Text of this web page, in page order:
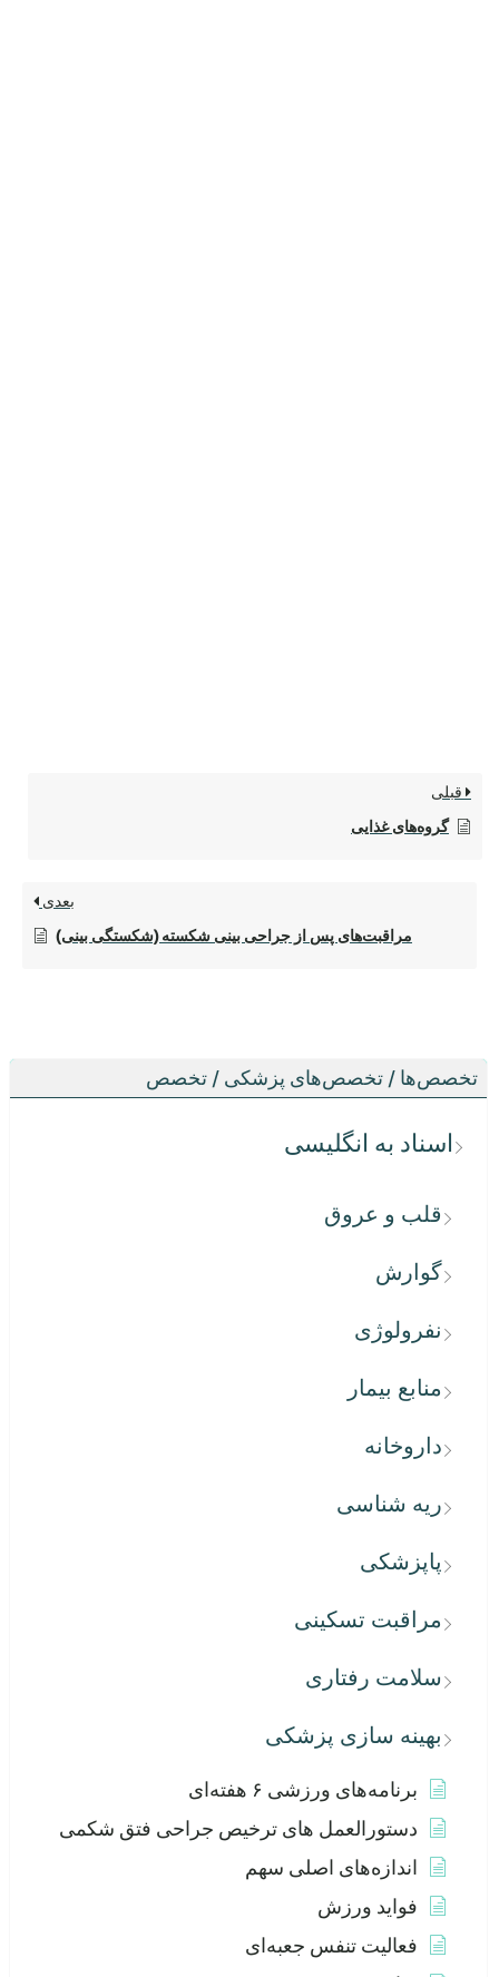
تخصص‌ها / تخصص‌های پزشکی / تخصص
اسناد به انگلیسی
قلب و عروق
گوارش
نفرولوژی
منابع بیمار
داروخانه
ریه شناسی
پاپزشکی
مراقبت تسکینی
سلامت رفتاری
بهینه سازی پزشکی
برنامه‌های ورزشی ۶ هفته‌ای
دستورالعمل های ترخیص جراحی فتق شکمی
اندازه‌های اصلی سهم
فواید ورزش
فعالیت تنفس جعبه‌ای
قبلی
گروه‌های غذایی
بعدی
مراقبت‌های پس از جراحی بینی شکسته (شکستگی بینی)